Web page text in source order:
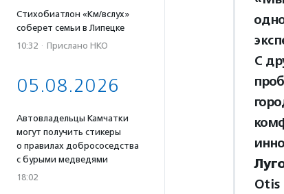
Стихобиатлон «Км/вслух»
соберет семьи в Липецке
10:32 · Прислано НКО
05.08.2026
Автовладельцы Камчатки
могут получить стикеры
о правилах добрососедства
с бурыми медведями
18:02
С
Otis